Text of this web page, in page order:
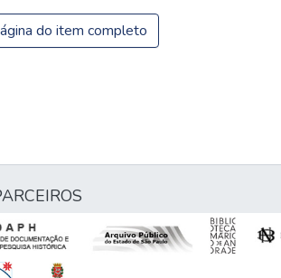
do item completo